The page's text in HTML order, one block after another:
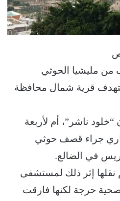
من مليشيا الحوثي
قرية شمال محافظة
ناشر”، أم لأربعة
جراء قصف حوثي
في الضالع.
نقلها إثر ذلك لمستشفى
حرجة لكنها فارقت